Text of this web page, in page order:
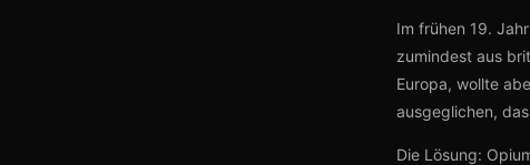
Im frühen 19.
zumindest aus
Europa, wollte
ausgeglichen,
Die Lösung: